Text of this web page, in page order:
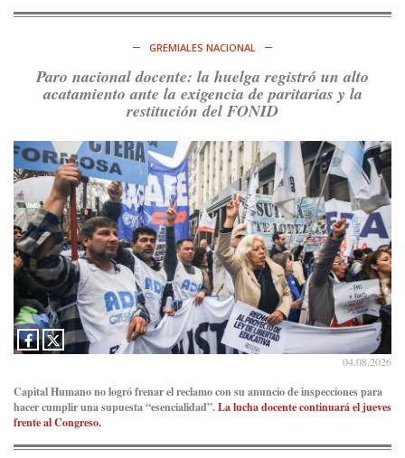
GREMIALES NACIONAL
Paro nacional docente: la huelga registró un alto
acatamiento ante la exigencia de paritarias y la
restitución del FONID
04.08.2026
Capital Humano no logró frenar el reclamo con su anuncio de inspecciones para
hacer cumplir una supuesta “esencialidad”.La lucha docente continuará el jueves
frente al Congreso.